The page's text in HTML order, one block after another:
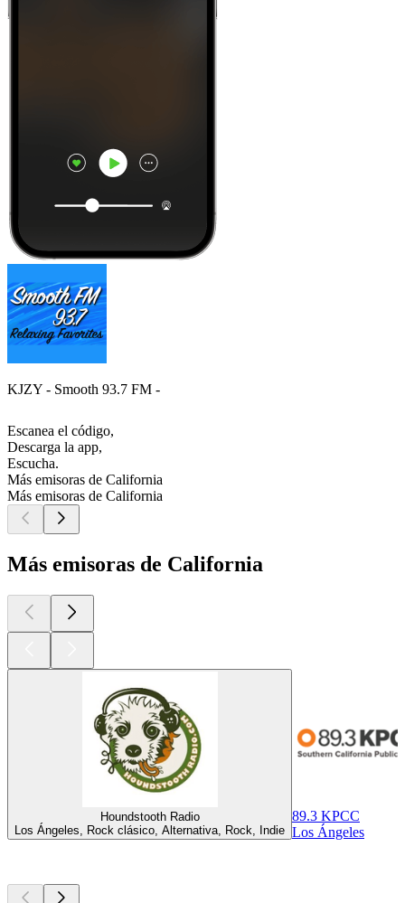
KJZY - Smooth 93.7 FM -
Escanea el código,
Descarga la app,
Escucha.
Más emisoras de California
Más emisoras de California
Más emisoras de California
Houndstooth Radio
Los Ángeles, Rock clásico, Alternativa, Rock, Indie
89.3 KPCC
Los Ángeles